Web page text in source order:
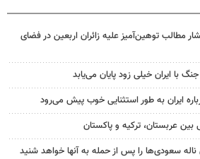
مطالب توهین‌آمیز علیه زائران اربعین در فضای
با ایران خیلی زود پایان می‌یابد
ایران به طور استثنایی خوب پیش می‌رود
بین عربستان، ترکیه و پاکستان
سعودی‌ها را پس از حمله به آنها خواهد شنید